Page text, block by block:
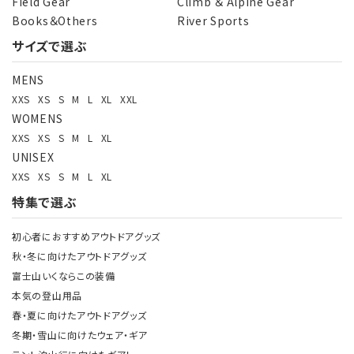
Books＆Others
River Sports
サイズで選ぶ
MENS
XXS XS S M L XL XXL
WOMENS
XXS XS S M L XL
UNISEX
XXS XS S M L XL
特集で選ぶ
初心者におすすめアウトドアグッズ
秋・冬に向けたアウトドアグッズ
富士山いくならこの装備
本気の登山用品
春・夏に向けたアウトドアグッズ
冬期・雪山に向けたウェア・ギア